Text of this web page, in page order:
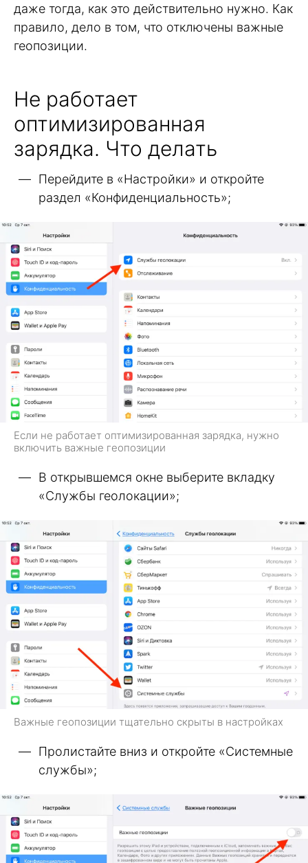
даже тогда, как это действительно нужно. Как
правило, дело в том, что отключены важные
геопозиции.
Не работает
оптимизированная
зарядка. Что делать
Перейдите в «Настройки» и откройте
раздел «Конфиденциальность»;
Если не работает оптимизированная зарядка, нужно
включить важные геопозиции
В открывшемся окне выберите вкладку
«Службы геолокации»;
Важные геопозиции тщательно скрыты в настройках
Пролистайте вниз и откройте «Системные
службы»;